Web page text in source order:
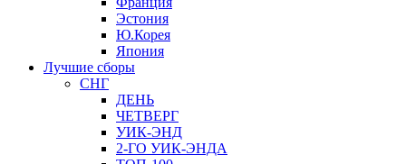
Эстония
Ю.Корея
Япония
Лучшие сборы
СНГ
ДЕНЬ
ЧЕТВЕРГ
УИК-ЭНД
2-ГО УИК-ЭНДА